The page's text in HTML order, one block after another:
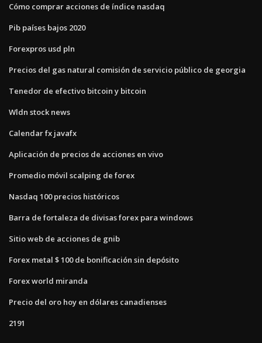
Cómo comprar acciones de índice nasdaq
Pib países bajos 2020
Forexpros usd pln
Precios del gas natural comisión de servicio público de georgia
Tenedor de efectivo bitcoin y bitcoin
Wldn stock news
Calendar fx javafx
Aplicación de precios de acciones en vivo
Promedio móvil scalping de forex
Nasdaq 100 precios históricos
Barra de fortaleza de divisas forex para windows
Sitio web de acciones de gnib
Forex metal $ 100 de bonificación sin depósito
Forex world miranda
Precio del oro hoy en dólares canadienses
2191